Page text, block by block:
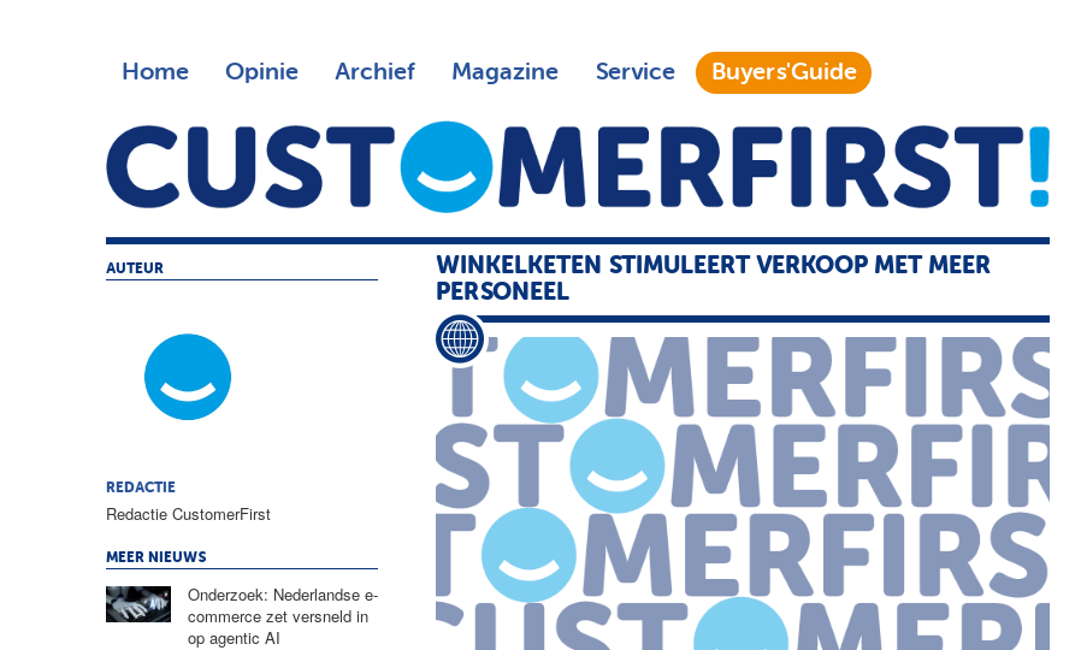
Home Opinie Archief Magazine Service Buyers'Guide
WINKELKETEN STIMULEERT VERKOOP MET MEER
PERSONEEL
AUTEUR
REDACTIE
Redactie CustomerFirst
MEER NIEUWS
Onderzoek: Nederlandse e-
commerce zet versneld in
op agentic AI